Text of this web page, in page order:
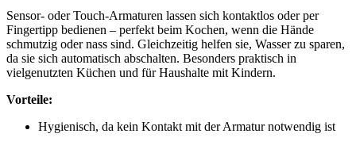
Sensor- oder Touch-Armaturen lassen sich kontaktlos oder per
Fingertipp bedienen – perfekt beim Kochen, wenn die Hände
schmutzig oder nass sind. Gleichzeitig helfen sie, Wasser zu sparen,
da sie sich automatisch abschalten. Besonders praktisch in
vielgenutzten Küchen und für Haushalte mit Kindern.
Vorteile:
Hygienisch, da kein Kontakt mit der Armatur notwendig ist